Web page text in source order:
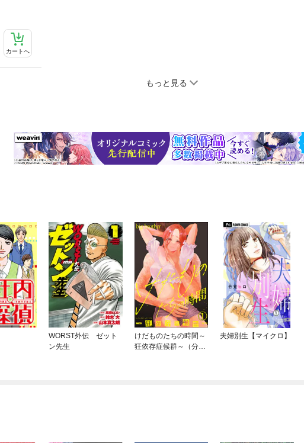
カートへ
もっと見る
WORST外伝 ゼット
ン先生
けだものたちの時間～
狂依存症候群～（分冊
夫婦別生【マイクロ】